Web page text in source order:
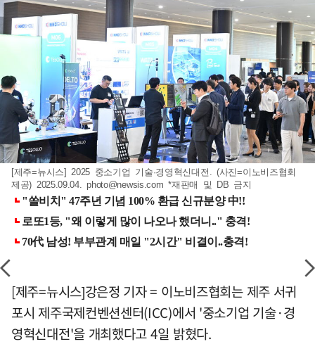
[제주=뉴시스] 2025 중소기업 기술·경영혁신대전. (사진=이노비즈협회
제공) 2025.09.04.photo@newsis.com *재판매 및 DB 금지
[제주=뉴시스]강은정 기자 = 이노비즈협회는 제주 서귀
포시 제주국제컨벤션센터(ICC)에서 '중소기업 기술·경
영혁신대전'을 개최했다고 4일 밝혔다.